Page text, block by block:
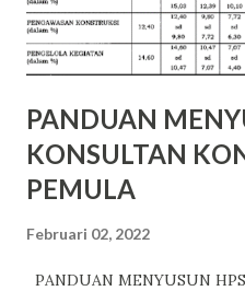
PANDUAN
KONSULTAN
PEMULA
Februari 02, 2022
PANDUAN MENYUSUN